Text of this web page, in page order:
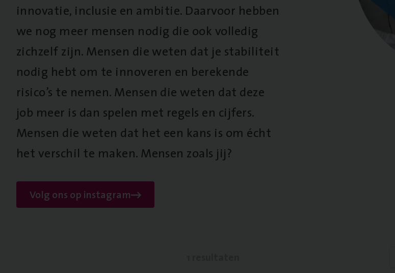
innovatie, inclusie en ambitie. Daarvoor hebben
we nog meer mensen nodig die ook volledig
zichzelf zijn. Mensen die weten dat je stabiliteit
nodig hebt om te innoveren en berekende
risico’s te nemen. Mensen die weten dat deze
job meer is dan spelen met regels en cijfers.
Mensen die weten dat het een kans is om écht
het verschil te maken. Mensen zoals jij?
Volg ons op instagram